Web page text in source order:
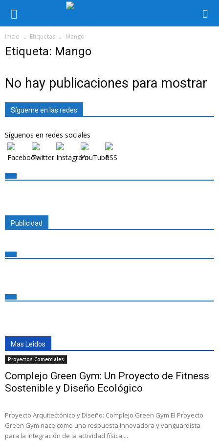
Inicio Etiquetas Mango
Etiqueta: Mango
No hay publicaciones para mostrar
Sígueme en las redes
Síguenos en redes sociales
Publicidad
Mas Leidos
Proyectos Comerciales
Complejo Green Gym: Un Proyecto de Fitness
Sostenible y Diseño Ecológico
Proyecto Arquitectónico y Diseño: Complejo Green Gym El Proyecto
Green Gym nace como una respuesta innovadora y vanguardista
para la integración de la actividad física,...